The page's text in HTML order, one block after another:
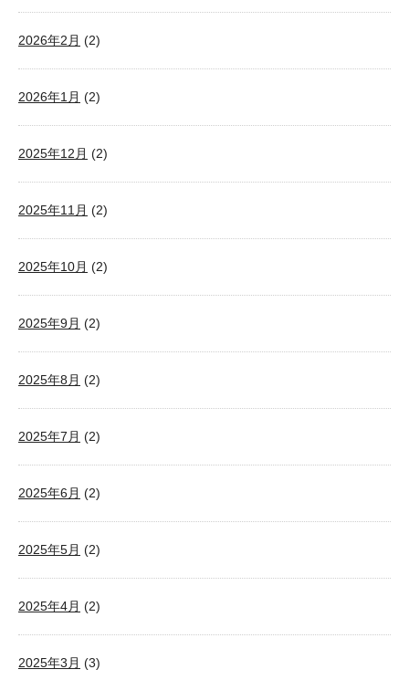
2026年2月 (2)
2026年1月 (2)
2025年12月 (2)
2025年11月 (2)
2025年10月 (2)
2025年9月 (2)
2025年8月 (2)
2025年7月 (2)
2025年6月 (2)
2025年5月 (2)
2025年4月 (2)
2025年3月 (3)